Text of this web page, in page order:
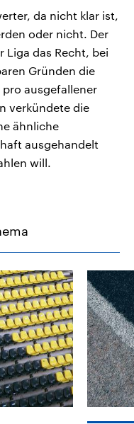
da nicht klar ist,
oder nicht. Der
Liga das Recht, bei
Gründen die
pro ausgefallener
verkündete die
ähnliche
ausgehandelt
will.